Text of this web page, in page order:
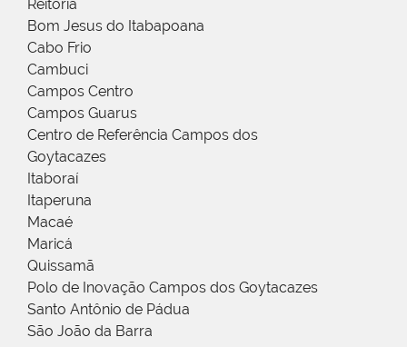
Reitoria
Bom Jesus do Itabapoana
Cabo Frio
Cambuci
Campos Centro
Campos Guarus
Centro de Referência Campos dos
Goytacazes
Itaboraí
Itaperuna
Macaé
Maricá
Quissamã
Polo de Inovação Campos dos Goytacazes
Santo Antônio de Pádua
São João da Barra